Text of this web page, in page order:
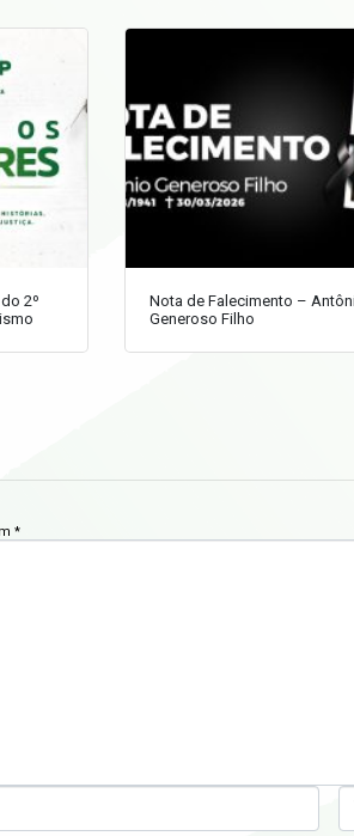
2º
Nota de Falecimento –
Generoso Filho
*
W